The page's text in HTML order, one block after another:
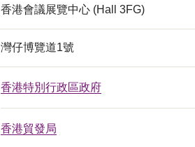
香港會議展覽中心 (Hall 3FG)
灣仔博覽道1號
香港特別行政區政府
香港貿發局